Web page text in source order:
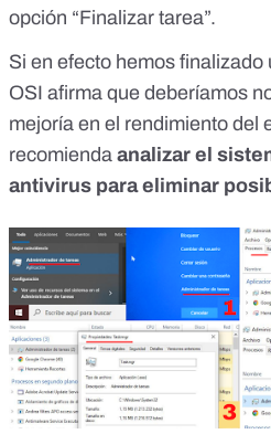
opción “Finalizar tarea”.
Si en efecto hemos
OSI afirma que deberíamos
mejoría en el rendimiento del
recomienda analizar el
antivirus para eliminar